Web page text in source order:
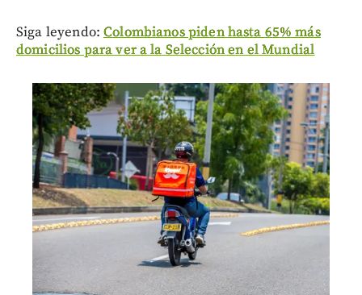
Siga leyendo:Colombianos piden hasta 65% más
domicilios para ver a la Selección en el Mundial